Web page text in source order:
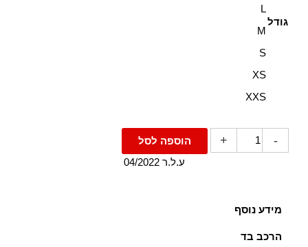
גודל
L
M
S
XS
XXS
-
קריסטלים
-
+
הוספה לסל
ע.ל.ר 04/2022
מידע נוסף
הרכב בד